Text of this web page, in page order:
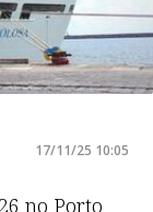
17/11/25 10:05
no Porto